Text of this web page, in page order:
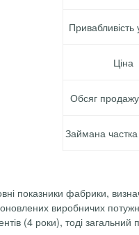
Привабливість
Ціна
Обсяг продажу
Займана
показники фабрики,
виробничих
(4 роки), тоді